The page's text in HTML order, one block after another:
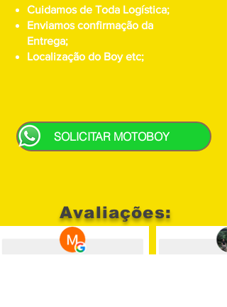
Cuidamos de Toda Logística;
Enviamos confirmação da
Entrega;
Localização do Boy etc;
SOLICITAR MOTOBOY
Avaliações: